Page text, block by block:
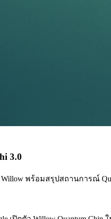
3.0
พร้อมสรุปสถานการณ์